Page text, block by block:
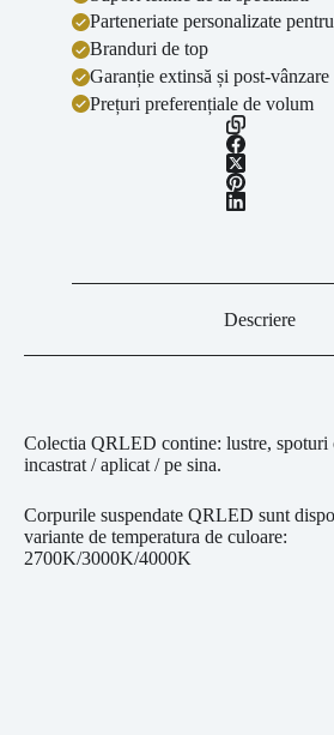
Parteneriate personalizate
Branduri de top
Garanție extinsă și post-vânzare
Prețuri preferențiale de volum
Descriere
Colectia QRLED contine: lustre, spoturi
incastrat / aplicat / pe sina.
Corpurile suspendate QRLED sunt
variante de temperatura de culoare:
2700K/3000K/4000K